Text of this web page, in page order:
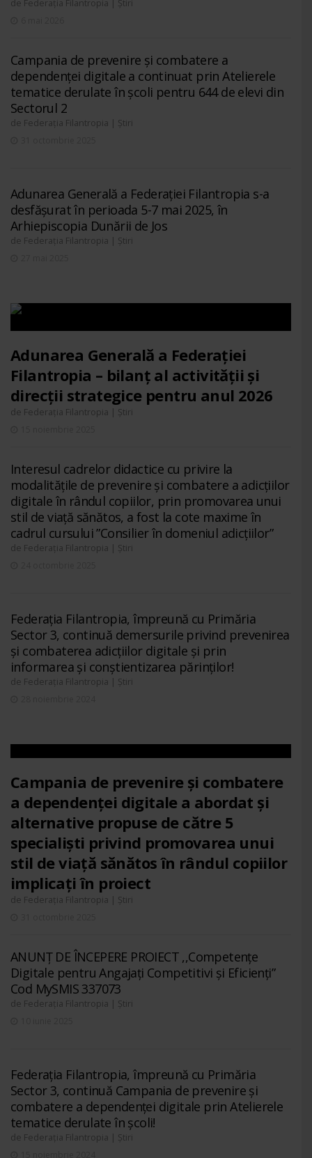
de Federația Filantropia
Știri
Campania de prevenire și combatere a
dependenței digitale a continuat prin Atelierele
tematice derulate în școli pentru 644 de elevi din
Sectorul 2
de Federația Filantropia | Știri
Adunarea Generală a Federației Filantropia s-a
desfășurat în perioada 5-7 mai 2025, în
Arhiepiscopia Dunării de Jos
de Federația Filantropia | Știri
Adunarea Generală a Federației
Filantropia – bilanț al activității și
direcții strategice pentru anul 2026
de Federația Filantropia | Știri
Interesul cadrelor didactice cu privire la
modalitățile de prevenire și combatere a adicțiilor
digitale în rândul copiilor, prin promovarea unui
stil de viață sănătos, a fost la cote maxime în
cadrul cursului ”Consilier în domeniul adicțiilor”
de Federația Filantropia | Știri
Federația Filantropia, împreună cu Primăria
Sector 3, continuă demersurile privind prevenirea
și combaterea adicțiilor digitale și prin
informarea și conștientizarea părinților!
de Federația Filantropia | Știri
Campania de prevenire și combatere
a dependenței digitale a abordat și
alternative propuse de către 5
specialiști privind promovarea unui
stil de viață sănătos în rândul copiilor
implicați în proiect
de Federația Filantropia | Știri
ANUNȚ DE ÎNCEPERE PROIECT ,,Competențe
Digitale pentru Angajați Competitivi și Eficienți”
Cod MySMIS 337073
de Federația Filantropia | Știri
Federația Filantropia, împreună cu Primăria
Sector 3, continuă Campania de prevenire și
combatere a dependenței digitale prin Atelierele
tematice derulate în școli!
de Federația Filantropia | Știri